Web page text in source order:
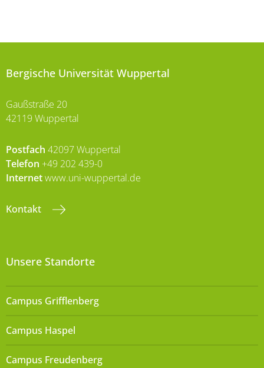
Bergische Universität Wuppertal
Gaußstraße 20
42119 Wuppertal
Postfach 42097 Wuppertal
Telefon +49 202 439-0
Internetwww.uni-wuppertal.de
Kontakt
Unsere Standorte
Campus Grifflenberg
Campus Haspel
Campus Freudenberg